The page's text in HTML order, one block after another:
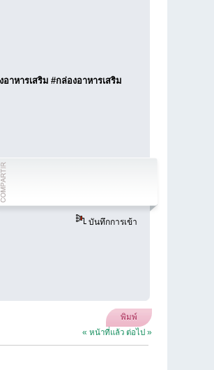
หารเสริม‬ ‪#‎กล่องอาหารเสริม‬
บันทึกการเข้า
พิมพ์
« หน้าที่แล้ว ต่อไป »